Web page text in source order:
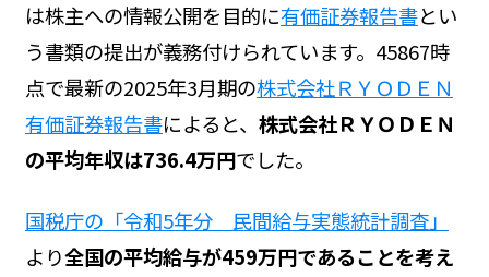
は株主への情報公開を目的に有価証券報告書とい
う書類の提出が義務付けられています。45867時
点で最新の2025年3月期の株式会社ＲＹＯＤＥＮ
有価証券報告書によると、 株式会社ＲＹＯＤＥＮ
の平均年収は736.4万円でした。
国税庁の「令和5年分 民間給与実態統計調査」
より全国の平均給与が459万円であることを考え